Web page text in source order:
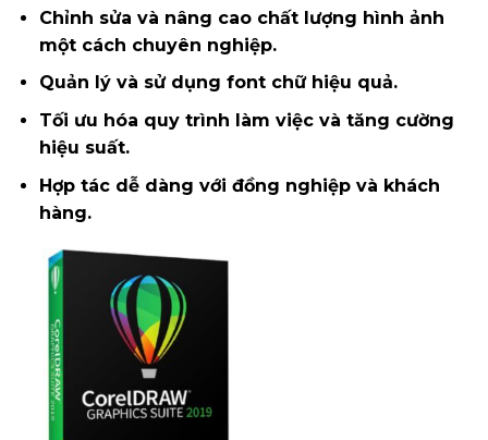
Chỉnh sửa và nâng cao chất lượng hình ảnh
một cách chuyên nghiệp.
Quản lý và sử dụng font chữ hiệu quả.
Tối ưu hóa quy trình làm việc và tăng cường
hiệu suất.
Hợp tác dễ dàng với đồng nghiệp và khách
hàng.